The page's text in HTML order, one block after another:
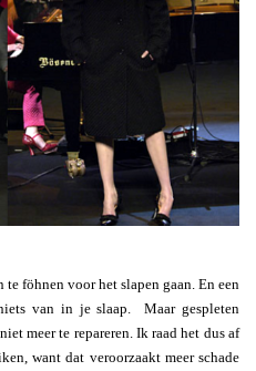
föhnen voor het slapen gaan. En een
van in je slaap. Maar gespleten
meer te repareren. Ik raad het dus af
want dat veroorzaakt meer schade